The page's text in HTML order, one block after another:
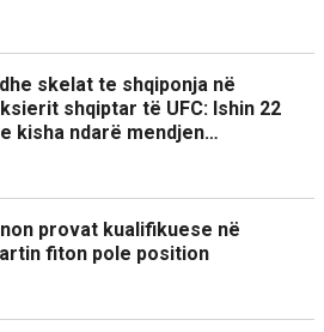
skelat te shqiponja në
shqiptar të UFC: Ishin 22
kisha ndarë mendjen…
provat kualifikuese në
fiton pole position